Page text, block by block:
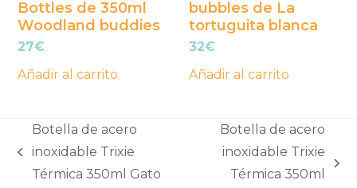
Bottles de 350ml
Woodland buddies
27€
Añadir al carrito
bubbles de La
tortuguita blanca
32€
Añadir al carrito
previous
Botella de acero
inoxidable Trixie
Térmica 350ml Gato
Botella de acero
inoxidable Trixie
Térmica 350ml